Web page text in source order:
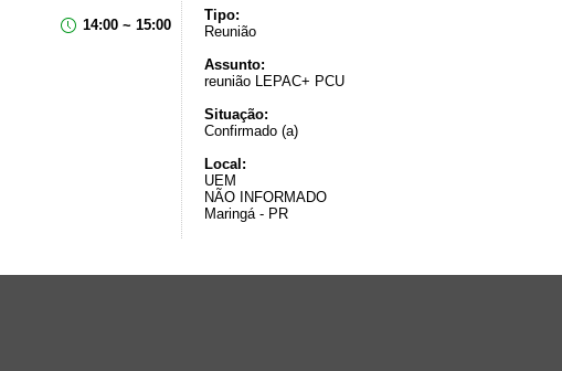
14:00 ~ 15:00
Tipo:
Reunião
Assunto:
reunião LEPAC+ PCU
Situação:
Confirmado (a)
Local:
UEM
NÃO INFORMADO
Maringá - PR